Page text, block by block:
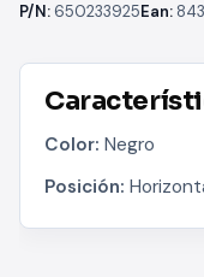
P/N: 650233925Ean:
Color: Negro
Posición: